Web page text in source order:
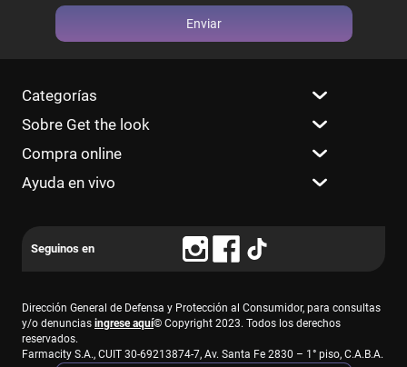
Enviar
Categorías
Sobre Get the look
Compra online
Ayuda en vivo
Dirección General de Defensa y Protección al Consumidor, para consultas
y/o denuncias ingrese aquí© Copyright 2023. Todos los derechos
reservados.
Farmacity S.A., CUIT 30-69213874-7, Av. Santa Fe 2830 – 1° piso, C.A.B.A.